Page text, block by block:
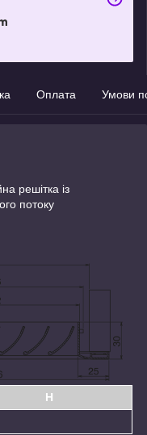
Оплата Умови
решітка із
потоку
H